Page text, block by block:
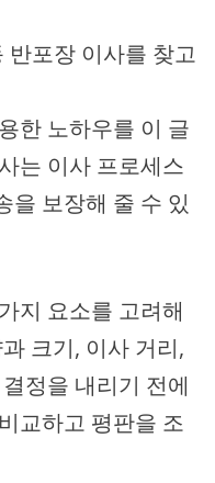
반포장 이사를 찾고
한 노하우를 이 글
는 이사 프로세스
을 보장해 줄 수 있
지 요소를 고려해
크기, 이사 거리,
정을 내리기 전에
교하고 평판을 조